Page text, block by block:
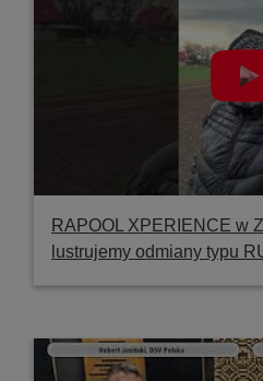
RAPOOL XPERIENCE w
lustrujemy odmiany typu